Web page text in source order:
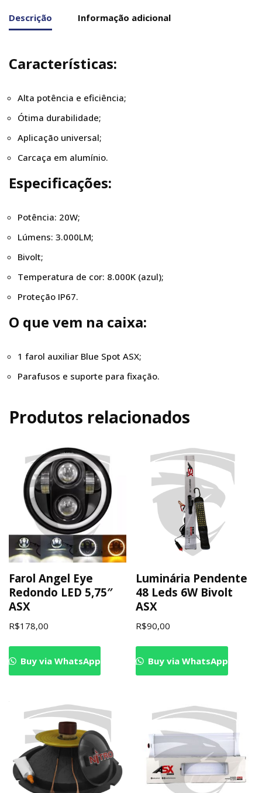
Descrição Informação adicional
Características:
Alta potência e eficiência;
Ótima durabilidade;
Aplicação universal;
Carcaça em alumínio.
Especificações:
Potência: 20W;
Lúmens: 3.000LM;
Bivolt;
Temperatura de cor: 8.000K (azul);
Proteção IP67.
O que vem na caixa:
1 farol auxiliar Blue Spot ASX;
Parafusos e suporte para fixação.
Produtos relacionados
Farol Angel Eye
Redondo LED 5,75″
ASX
R$178,00
Buy via WhatsApp
Luminária Pendente
48 Leds 6W Bivolt
ASX
R$90,00
Buy via WhatsApp